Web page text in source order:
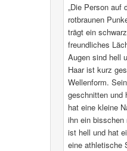
„Die Person auf
rotbraunen
trägt ein
freundliches
Augen sind hell
Haar ist kurz
Wellenform.
geschnitten und
hat eine kleine
ihn ein
ist hell und hat
eine athletische